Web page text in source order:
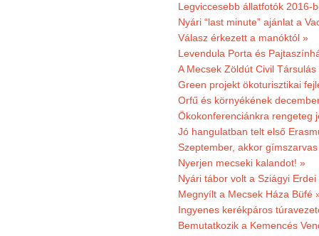
Legviccesebb állatfotók 2016-
Nyári “last minute” ajánlat a
Válasz érkezett a manóktól »
Levendula Porta és
A Mecsek Zöldút Civil
Green projekt ökoturisztikai
Orfű és környékének
Ökokonferenciánkra rengeteg
Jó hangulatban telt első
Szeptember, akkor
Nyerjen mecseki kalandot! »
Nyári tábor volt a Sziágyi
Megnyílt a Mecsek Háza Büfé
Ingyenes kerékpáros
Bemutatkozik a Kemencés